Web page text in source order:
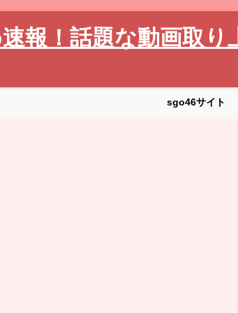
報！話題な動画取
sgo46サイト